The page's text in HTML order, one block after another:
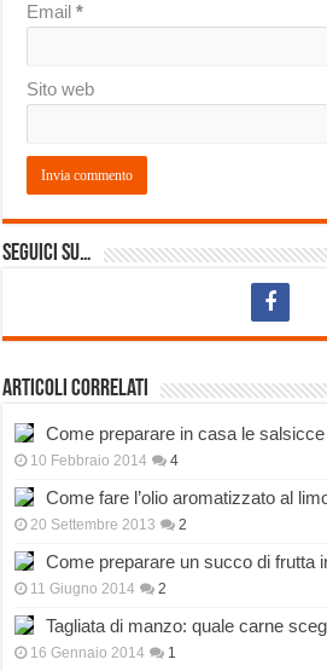
Email*
Sito web
Seguici su…
Articoli correlati
Come preparare in casa le salsicce
10 Febbraio 2014 4
Come fare l’olio aromatizzato al
20 Settembre 2013 2
Come preparare un succo di frutta
11 Giugno 2014 2
Tagliata di manzo: quale carne
16 Gennaio 2014 1